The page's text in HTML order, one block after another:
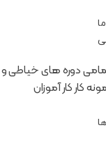
دوره های خیاطی و
کار کار آموزان